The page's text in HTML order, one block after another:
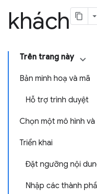
khách
Trên trang này
Bản minh hoạ và mã
Hỗ trợ trình duyệt
Chọn một mô hình
Triển khai
Đặt ngưỡng nội
Nhập các thành